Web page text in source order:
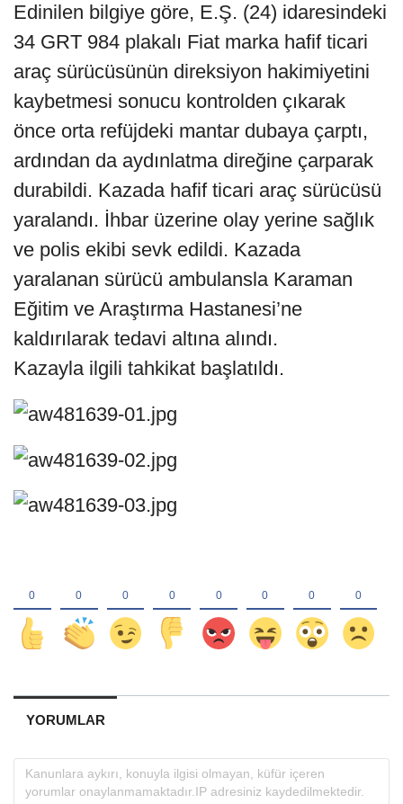
Edinilen bilgiye göre, E.Ş. (24) idaresindeki
34 GRT 984 plakalı Fiat marka hafif ticari
araç sürücüsünün direksiyon hakimiyetini
kaybetmesi sonucu kontrolden çıkarak
önce orta refüjdeki mantar dubaya çarptı,
ardından da aydınlatma direğine çarparak
durabildi. Kazada hafif ticari araç sürücüsü
yaralandı. İhbar üzerine olay yerine sağlık
ve polis ekibi sevk edildi. Kazada
yaralanan sürücü ambulansla Karaman
Eğitim ve Araştırma Hastanesi’ne
kaldırılarak tedavi altına alındı.
Kazayla ilgili tahkikat başlatıldı.
YORUMLAR